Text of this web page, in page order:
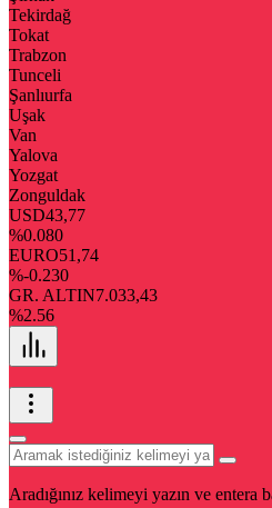
Tekirdağ
Tokat
Trabzon
Tunceli
Şanlıurfa
Uşak
Van
Yalova
Yozgat
Zonguldak
USD43,77
%0.080
EURO51,74
%-0.230
GR. ALTIN7.033,43
%2.56
Aradığınız kelimeyi yazın ve entera